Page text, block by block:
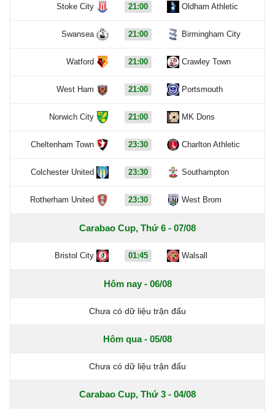
Stoke City 21:00 Oldham Athletic
Swansea 21:00 Birmingham City
Watford 21:00 Crawley Town
West Ham 21:00 Portsmouth
Norwich City 21:00 MK Dons
Cheltenham Town 23:30 Charlton Athletic
Colchester United 23:30 Southampton
Rotherham United 23:30 West Brom
Carabao Cup, Thứ 6 - 07/08
Bristol City 01:45 Walsall
Hôm nay - 06/08
Chưa có dữ liệu trận đấu
Hôm qua - 05/08
Chưa có dữ liệu trận đấu
Carabao Cup, Thứ 3 - 04/08